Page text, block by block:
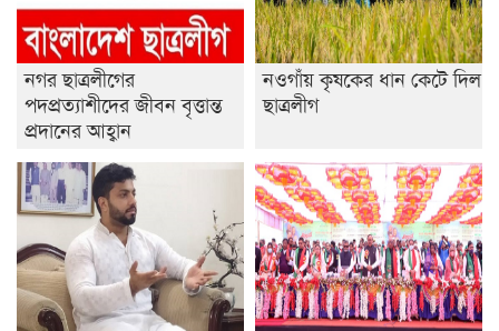
নগর ছাত্রলীগের
পদপ্রত্যাশীদের জীবন বৃত্তান্ত
প্রদানের আহ্বান
নওগাঁয় কৃষকের ধান কেটে দিল
ছাত্রলীগ